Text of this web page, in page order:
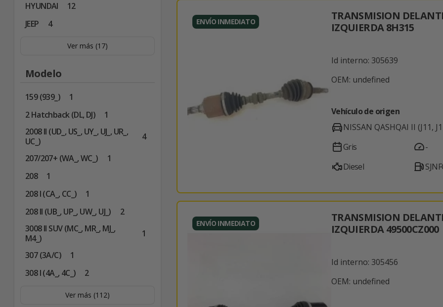
HYUNDAI
12
JEEP
4
Ver más (17)
Modelo
159 (939_)
1
2 Hatchback (DL, DJ)
1
2008 II (UD_, US_, UY_, UJ_, UR_,
UC_)
4
207/207+ (WA_, WC_)
1
208
1
208 I (CA_, CC_)
1
208 II (UB_, UP_, UW_, UJ_)
2
3008 II SUV (MC_, MR_, MJ_,
M4_)
1
307 (3A/C)
1
308 I (4A_, 4C_)
2
Ver más (112)
ENVÍO INMEDIATO
TRANSMISION
IZQUIERDA 8H315
Id interno: 305639
OEM: undefined
Vehículo de origen
NISSAN QASHQAI II (J11,
Gris
Diesel
-
ENVÍO INMEDIATO
TRANSMISION
IZQUIERDA 49500CZ000
Id interno: 305456
OEM: undefined